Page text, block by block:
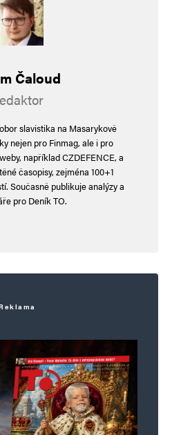
Čaloud
slavistika na Masarykově
nejen pro Finmag, ale i pro
například CZDEFENCE, a
časopisy, zejména 100+1
Současně publikuje analýzy a
pro Deník TO.